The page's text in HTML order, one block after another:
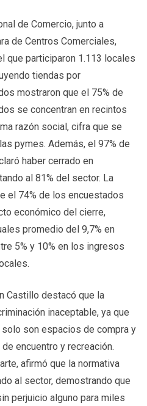
de Comercio, junto a
de Centros Comerciales,
que participaron 1.113 locales
tiendas por
mostraron que el 75% de
se concentran en recintos
razón social, cifra que se
pymes. Además, el 97% de
haber cerrado en
al 81% del sector. La
el 74% de los encuestados
económico del cierre,
promedio del 9,7% en
5% y 10% en los ingresos
Castillo destacó que la
inaceptable, ya que
son espacios de compra y
encuentro y recreación.
afirmó que la normativa
al sector, demostrando que
perjuicio alguno para miles